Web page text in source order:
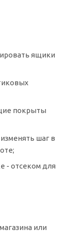
ящики
покрыты
шаг в
- отсеком для
или